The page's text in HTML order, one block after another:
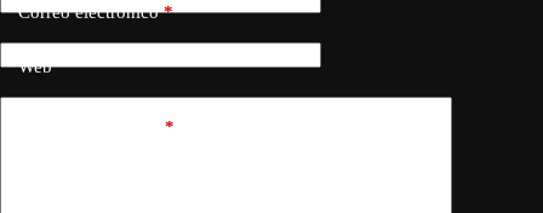
Correo electrónico*
Web
*